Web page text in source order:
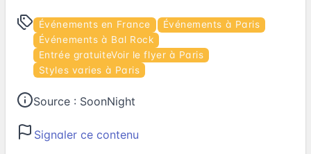
Événements en France
Événements à Paris
Événements à Bal Rock
Entrée gratuiteVoir le flyer à Paris
Styles varies à Paris
Source : SoonNight
Signaler ce contenu